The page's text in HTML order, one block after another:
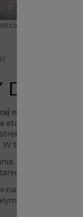
domu
mają
etapie budowy
tej strefie
Przecież wolny
ciekawej książki.
naszym domku
domku